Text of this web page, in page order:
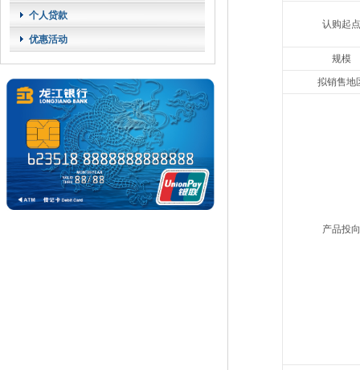
个人贷款
优惠活动
认购起点
规模
拟销售地
产品投向